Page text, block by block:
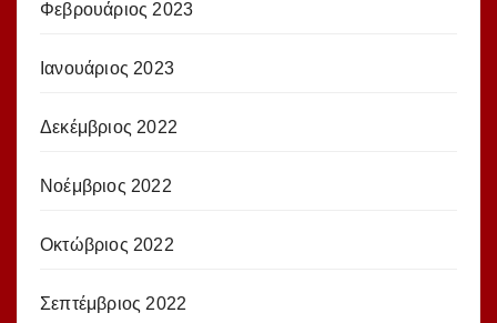
Φεβρουάριος 2023
Ιανουάριος 2023
Δεκέμβριος 2022
Νοέμβριος 2022
Οκτώβριος 2022
Σεπτέμβριος 2022